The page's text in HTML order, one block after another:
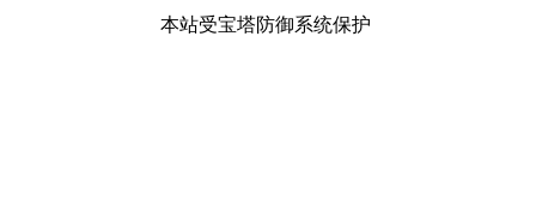
本站受宝塔防御系统保护